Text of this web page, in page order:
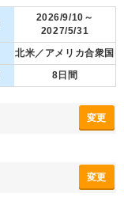
2026/9/10～
2027/5/31
北米／アメリカ合衆国
8日間
変更
変更